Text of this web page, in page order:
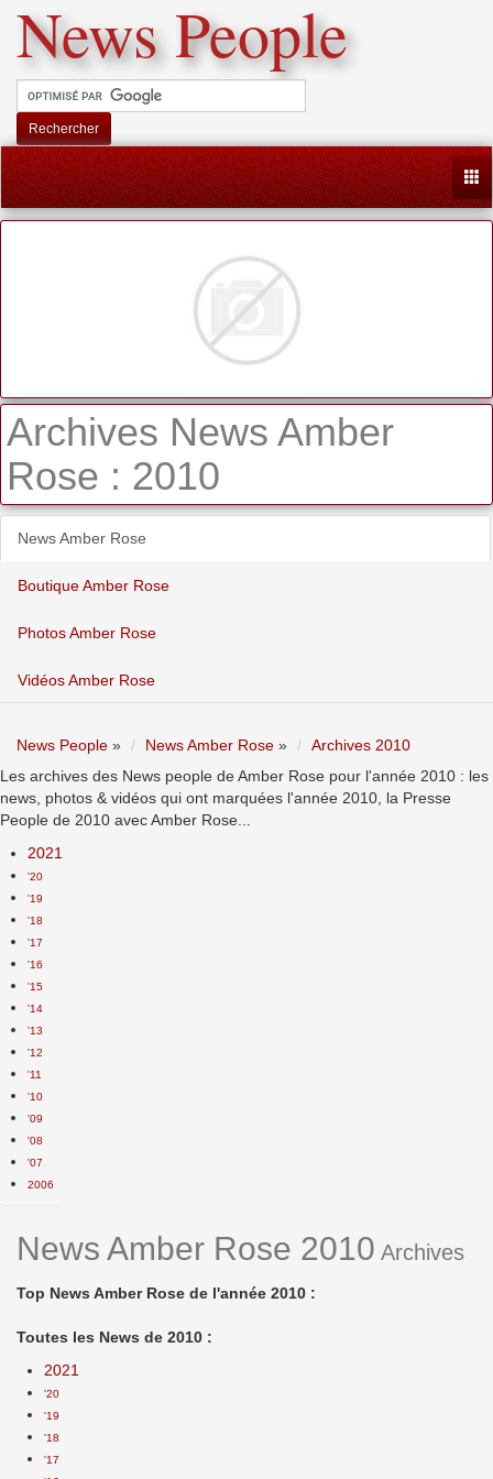
News People
Rechercher
Archives News Amber
Rose : 2010
News Amber Rose
Boutique Amber Rose
Photos Amber Rose
Vidéos Amber Rose
News People » News Amber Rose »
Archives 2010
Les archives des News people de Amber Rose pour l'année 2010 : les
news, photos & vidéos qui ont marquées l'année 2010, la Presse
People de 2010 avec Amber Rose...
2021
'20
'19
'18
'17
'16
'15
'14
'13
'12
'11
'10
'09
'08
'07
2006
News Amber Rose 2010 Archives
Top News Amber Rose de l'année 2010 :
Toutes les News de 2010 :
2021
'20
'19
'18
'17